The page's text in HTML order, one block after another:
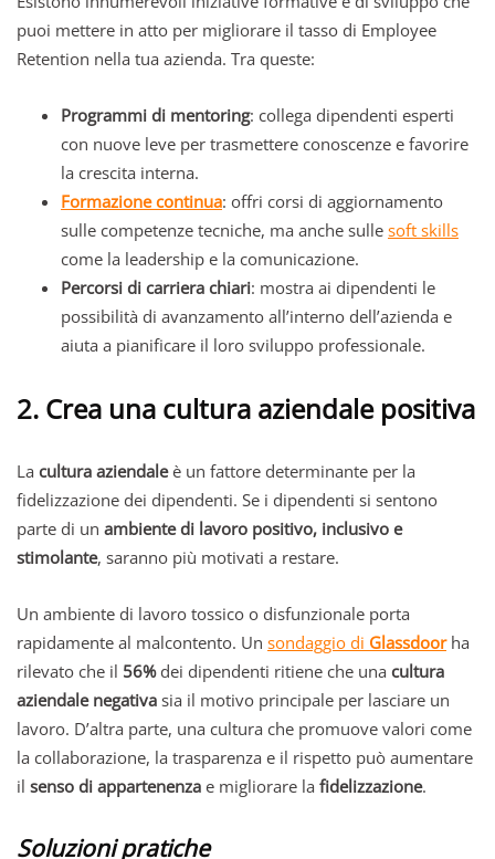
puoi mettere in atto per migliorare il tasso di Employee
Retention nella tua azienda. Tra queste:
Programmi di mentoring: collega dipendenti esperti
con nuove leve per trasmettere conoscenze e favorire
la crescita interna.
Formazione continua: offri corsi di aggiornamento
sulle competenze tecniche, ma anche sulle soft skills
come la leadership e la comunicazione.
Percorsi di carriera chiari: mostra ai dipendenti le
possibilità di avanzamento all’interno dell’azienda e
aiuta a pianificare il loro sviluppo professionale.
2. Crea una cultura aziendale positiva
La cultura aziendaleè un fattore determinante per la
fidelizzazione dei dipendenti. Se i dipendenti si sentono
parte di un ambiente di lavoro positivo, inclusivo e
stimolante, saranno più motivati a restare.
Un ambiente di lavoro tossico o disfunzionale porta
rapidamente al malcontento. Un sondaggio di Glassdoor ha
rilevato che il 56%dei dipendenti ritiene che una cultura
aziendale negativa sia il motivo principale per lasciare un
lavoro. D’altra parte, una cultura che promuove valori come
la collaborazione, la trasparenza e il rispetto può aumentare
il senso di appartenenza e migliorare la fidelizzazione.
Soluzioni pratiche